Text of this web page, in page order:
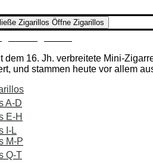
Zigarillos Öffne Zigarillos
dem 16. Jh. verbreitete Mini-
und stammen heute vor allem
A-D
E-H
I-L
M-P
Q-T